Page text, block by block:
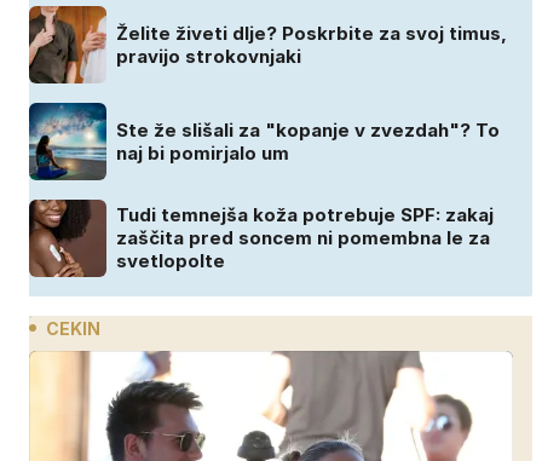
Želite živeti dlje? Poskrbite za svoj timus,
pravijo strokovnjaki
Ste že slišali za "kopanje v zvezdah"? To
naj bi pomirjalo um
Tudi temnejša koža potrebuje SPF: zakaj
zaščita pred soncem ni pomembna le za
svetlopolte
CEKIN